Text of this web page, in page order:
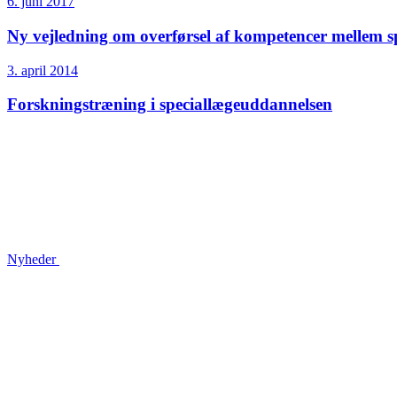
Ny vejledning om overførsel af kompetencer mellem
3. april 2014
Forskningstræning i speciallæge­uddannelsen
Nyheder